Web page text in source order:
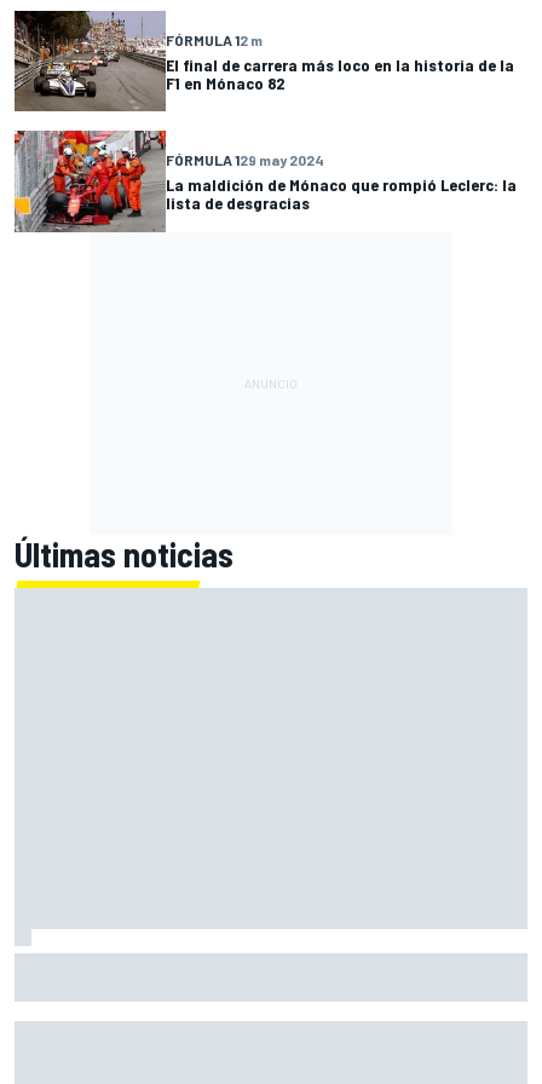
FÓRMULA 12 m
El final de carrera más loco en la historia de la
F1 en Mónaco 82
FÓRMULA 129 may 2024
La maldición de Mónaco que rompió Leclerc: la
lista de desgracias
Últimas noticias